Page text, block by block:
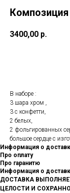
Композиция
3400,00 р.
В наборе :
3 шара хром ,
3 с конфетти,
2 белых,
2 фольгированных
большое сердце с
Информация о
Про оплату
Про гаранитю
Информация о
ДОСТАВКА
ЦЕЛОСТИ И